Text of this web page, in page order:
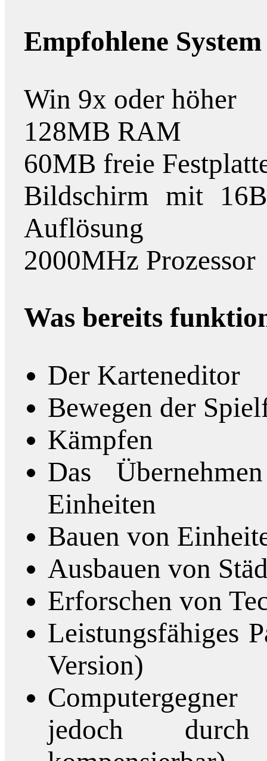
Empfohlene
Win 9x oder höher
128MB RAM
60MB freie
Bildschirm mit
Auflösung
2000MHz Prozessor
Was bereits
Der Karteneditor
Bewegen der
Kämpfen
Das
Einheiten
Bauen von
Ausbauen von
Erforschen von
Leistungsfähiges
Version)
jedoch